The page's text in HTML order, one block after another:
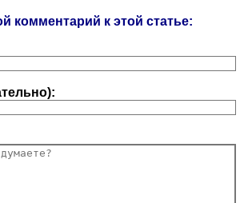
комментарий к этой статье: